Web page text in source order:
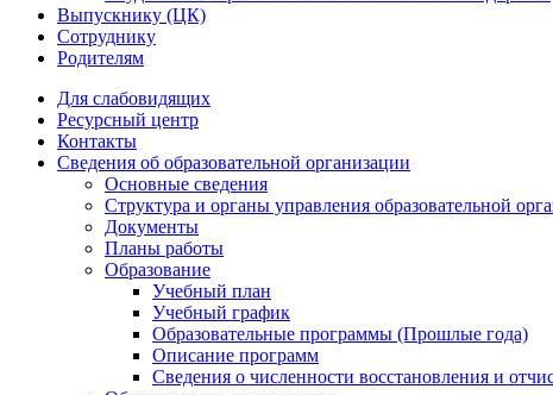
Выпускнику (ЦК)
Сотруднику
Родителям
Для слабовидящих
Ресурсный центр
Контакты
Сведения об образовательной организации
Основные сведения
Структура и органы управления образовательной
Документы
Планы работы
Образование
Учебный план
Учебный график
Образовательные программы (Прошлые года)
Описание программ
Сведения о численности восстановления и